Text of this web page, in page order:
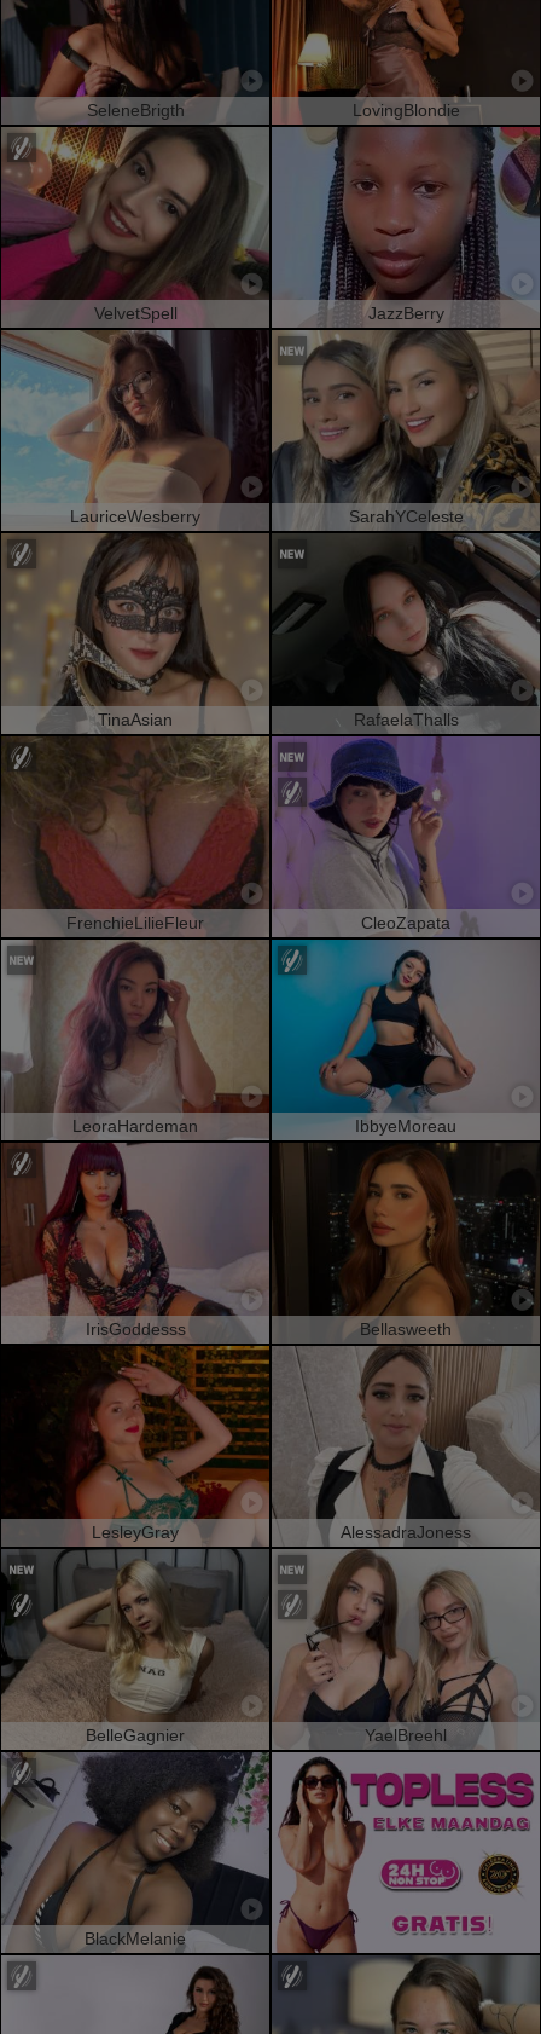
SeleneBrigth LovingBlondie
VelvetSpell JazzBerry
LauriceWesberry SarahYCeleste
TinaAsian RafaelaThalls
FrenchieLilieFleur CleoZapata
LeoraHardeman IbbyeMoreau
IrisGoddesss Bellasweeth
LesleyGray AlessadraJoness
BelleGagnier YaelBreehl
BlackMelanie